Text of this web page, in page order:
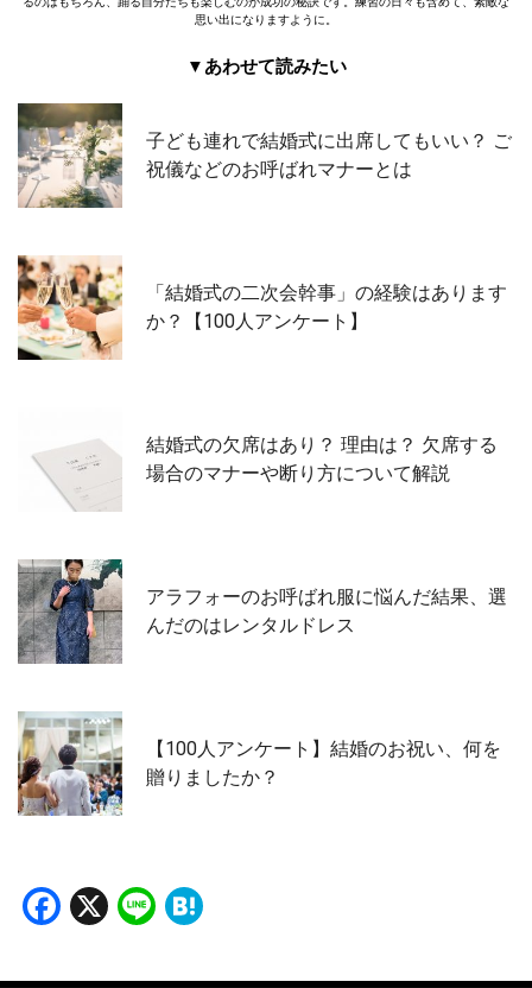
思い出になりますように。
▼あわせて読みたい
子ども連れで結婚式に出席してもいい？ ご
祝儀などのお呼ばれマナーとは
「結婚式の二次会幹事」の経験はあります
か？【100人アンケート】
結婚式の欠席はあり？ 理由は？ 欠席する
場合のマナーや断り方について解説
アラフォーのお呼ばれ服に悩んだ結果、選
んだのはレンタルドレス
【100人アンケート】結婚のお祝い、何を
贈りましたか？
Facebook
X Line